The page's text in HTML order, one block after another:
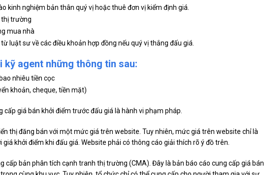
kinh nghiệm bản thân quý vị hoặc thuê đơn vị kiểm định giá.
thị trường
mua nhà
luật sư về các điều khoản hợp đồng nếu quý vị thắng đấu giá.
kỹ agent những thông tin sau:
nhiêu tiền cọc
khoản, cheque, tiền mặt)
cấp giá bán khởi điểm trước đấu giá là hành vi phạm pháp.
thị đăng bán với một mức giá trên website. Tuy nhiên, mức giá trên website chỉ là
khởi điểm khi đấu giá. Website phải có thông cáo giải thích rõ ý đồ trên.
cấp bản phân tích cạnh tranh thị trường (CMA). Đây là bản báo cáo cung cấp giá bán